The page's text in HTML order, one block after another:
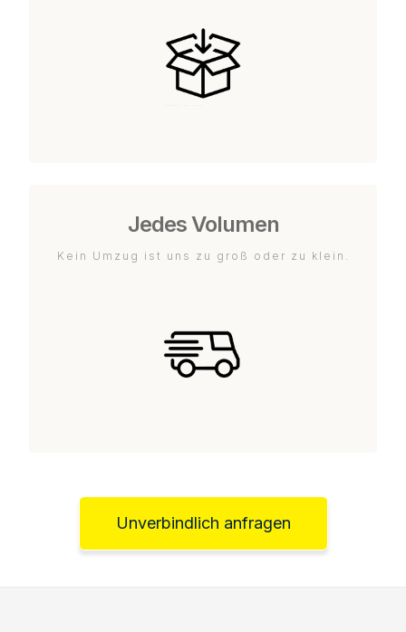
Jedes Volumen
Kein Umzug ist uns zu groß oder zu klein.
Unverbindlich anfragen